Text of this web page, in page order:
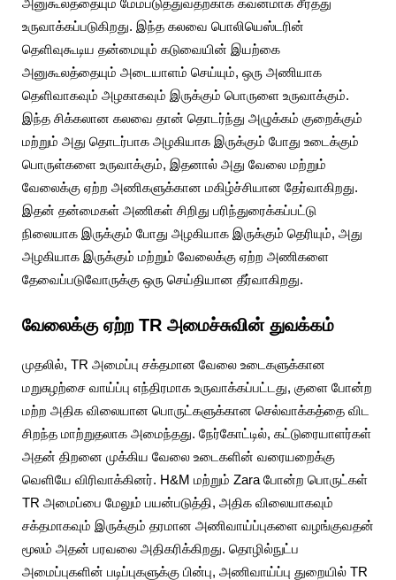
உருவாக்கப்படுகிறது. இந்த கலவை பொலியெஸ்டரின்
தெளிவுகூடிய தன்மையும் கடுவையின் இயற்கை
அனுகூலத்தையும் அடையாளம் செய்யும், ஒரு அணியாக
தெளிவாகவும் அழகாகவும் இருக்கும் பொருளை உருவாக்கும்.
இந்த சிக்கலான கலவை தான் தொடர்ந்து அழுக்கம் குறைக்கும்
மற்றும் அது தொடர்பாக அழகியாக இருக்கும் போது உடைக்கும்
பொருள்களை உருவாக்கும், இதனால் அது வேலை மற்றும்
வேலைக்கு ஏற்ற அணிகளுக்கான மகிழ்ச்சியான தேர்வாகிறது.
இதன் தன்மைகள் அணிகள் சிறிது பரிந்துரைக்கப்பட்டு
நிலையாக இருக்கும் போது அழகியாக இருக்கும் தெரியும், அது
அழகியாக இருக்கும் மற்றும் வேலைக்கு ஏற்ற அணிகளை
தேவைப்படுவோருக்கு ஒரு செய்தியான தீர்வாகிறது.
வேலைக்கு ஏற்ற TR அமைச்சுவின் துவக்கம்
முதலில், TR அமைப்பு சக்தமான வேலை உடைகளுக்கான
மறுசுழற்சை வாய்ப்பு எந்திரமாக உருவாக்கப்பட்டது, குளை போன்ற
மற்ற அதிக விலையான பொருட்களுக்கான செல்வாக்கத்தை விட
சிறந்த மாற்றுதலாக அமைந்தது. நேர்கோட்டில், கட்டுரையாளர்கள்
அதன் திறனை முக்கிய வேலை உடைகளின் வரையறைக்கு
வெளியே விரிவாக்கினர். H&M மற்றும் Zara போன்ற பொருட்கள்
TR அமைப்பை மேலும் பயன்படுத்தி, அதிக விலையாகவும்
சக்தமாகவும் இருக்கும் தரமான அணிவாய்ப்புகளை வழங்குவதன்
மூலம் அதன் பரவலை அதிகரிக்கிறது. தொழில்நுட்ப
அமைப்புகளின் படிப்புகளுக்கு பின்பு, அணிவாய்ப்பு துறையில் TR